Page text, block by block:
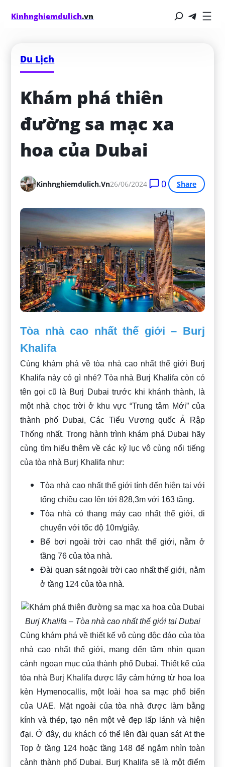
Kinhnghiemdulich.vn
Du Lịch
Khám phá thiên
đường sa mạc xa
hoa của Dubai
Kinhnghiemdulich.vn26/06/2024 0 Share
Tòa nhà cao nhất thế giới – Burj
Khalifa
Cùng khám phá về tòa nhà cao nhất thế giới Burj
Khalifa này có gì nhé? Tòa nhà Burj Khalifa còn có
tên gọi cũ là Burj Dubai trước khi khánh thành, là
một nhà chọc trời ở khu vực “Trung tâm Mới” của
thành phố Dubai, Các Tiểu Vương quốc Ả Rập
Thống nhất. Trong hành trình khám phá Dubai hãy
cùng tìm hiểu thêm về các kỷ lục vô cùng nổi tiếng
của tòa nhà Burj Khalifa như:
Tòa nhà cao nhất thế giới tính đến hiện tại với
tổng chiều cao lên tới 828,3m với 163 tầng.
Tòa nhà có thang máy cao nhất thế giới, di
chuyển với tốc độ 10m/giây.
Bể bơi ngoài trời cao nhất thế giới, nằm ở
tầng 76 của tòa nhà.
Đài quan sát ngoài trời cao nhất thế giới, nằm
ở tầng 124 của tòa nhà.
Burj Khalifa – Tòa nhà cao nhất thế giới tại Dubai
Cùng khám phá về thiết kế vô cùng độc đáo của tòa
nhà cao nhất thế giới, mang đến tầm nhìn quan
cảnh ngoạn mục của thành phố Dubai. Thiết kế của
tòa nhà Burj Khalifa được lấy cảm hứng từ hoa loa
kèn Hymenocallis, một loài hoa sa mạc phổ biến
của UAE. Mặt ngoài của tòa nhà được làm bằng
kính và thép, tạo nên một vẻ đẹp lấp lánh và hiện
đại. Ở đây, du khách có thể lên đài quan sát At the
Top ở tầng 124 hoặc tầng 148 để ngắm nhìn toàn
cảnh thành phố Dubai. Burj Khalifa sẽ là một điểm